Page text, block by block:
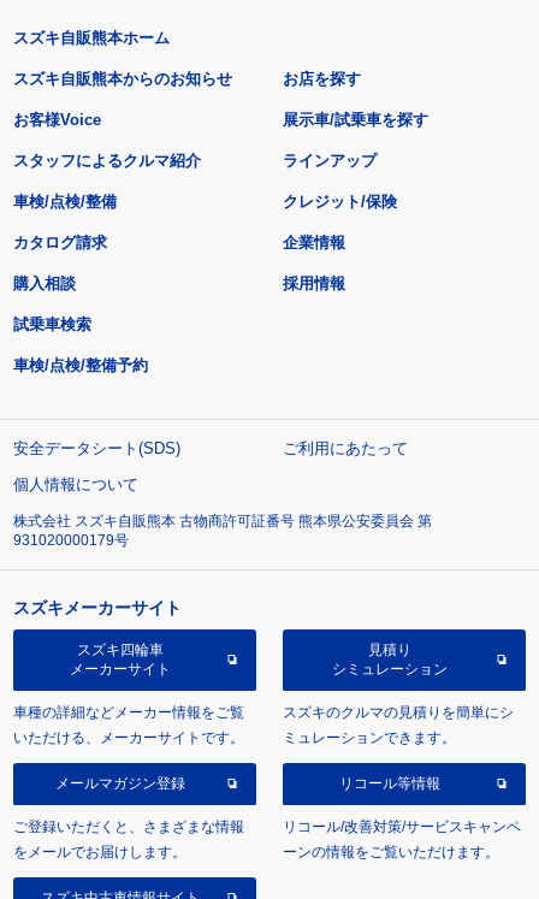
スズキ自販熊本ホーム
スズキ自販熊本からのお知らせ
お客様Voice
スタッフによるクルマ紹介
お店を探す
展示車/試乗車を探す
ラインアップ
車検/点検/整備 クレジット/保険
カタログ請求
購入相談
試乗車検索
車検/点検/整備予約
企業情報
採用情報
安全データシート(SDS)
ご利用にあたって
個人情報について
株式会社 スズキ自販熊本 古物商許可証番号 熊本県公安委員会 第
931020000179号
スズキメーカーサイト
スズキ四輪車
メーカーサイト
車種の詳細などメーカー情報をご覧
いただける、メーカーサイトです。
見積り
シミュレーション
スズキのクルマの見積りを簡単にシ
ミュレーションできます。
メールマガジン登録
ご登録いただくと、さまざまな情報
をメールでお届けします。
リコール等情報
リコール/改善対策/サービスキャンペ
ーンの情報をご覧いただけます。